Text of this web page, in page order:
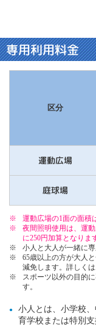
専用利用料金
区分
運動広場
庭球場
運動広場の1面の面積
夜間照明使用は、運
に250円加算となりま
小人と大人が一緒に
65歳以上の方が大人
減免します。詳しく
スポーツ以外の目的
す。
小人とは、小学校
育学校または特別